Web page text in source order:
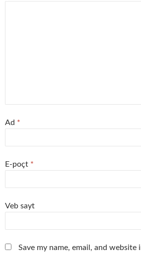
Ad *
E-poçt *
Veb sayt
Save my name, email, and